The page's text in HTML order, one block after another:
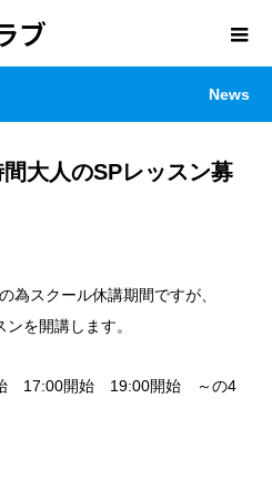
ブ
News
大人のSPレッスン募
為スクール休講期間ですが、
を開講します。
17:00開始 19:00開始 ～の4